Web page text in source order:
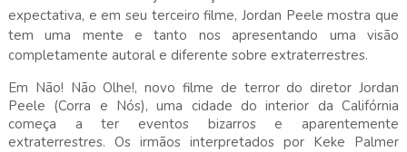
expectativa, e em seu terceiro filme, Jordan Peele mostra que
tem uma mente e tanto nos apresentando uma visão
completamente autoral e diferente sobre extraterrestres.
Em Não! Não Olhe!, novo filme de terror do diretor Jordan
Peele (Corra e Nós), uma cidade do interior da Califórnia
começa a ter eventos bizarros e aparentemente
extraterrestres. Os irmãos interpretados por Keke Palmer